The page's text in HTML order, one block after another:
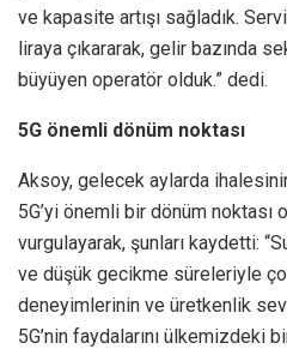
ve kapasite artışı sağladık.
liraya çıkararak, gelir bazında
büyüyen operatör olduk.” dedi.
5G önemli dönüm noktası
Aksoy, gelecek aylarda
5G’yi önemli bir dönüm noktası
vurgulayarak, şunları kaydetti:
ve düşük gecikme süreleriyle
deneyimlerinin ve üretkenlik
5G’nin faydalarını ülkemizdeki